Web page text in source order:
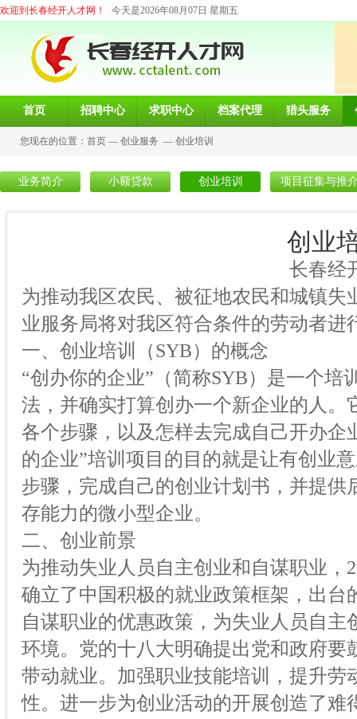
欢迎到长春经开人才网！ 今天是2026年08月07日 星期五
首页 招聘中心 求职中心 档案代理 猎头服务
您现在的位置： 首页 — 创业服务 — 创业培训
业务简介 小额贷款 创业培训 项目征集与推
创业
长春经开就业服务
为推动我区农民、被征地农民和城镇
业服务局将对我区符合条件的劳动者进
一、创业培训（SYB）的概念
“创办你的企业”（简称SYB）是一个
法，并确实打算创办一个新企业的人
各个步骤，以及怎样去完成自己开办企
的企业”培训项目的目的就是让有创业
步骤，完成自己的创业计划书，并提
存能力的微小型企业。
二、创业前景
为推动失业人员自主创业和自谋职业，
确立了中国积极的就业政策框架，出
自谋职业的优惠政策，为失业人员自
环境。党的十八大明确提出党和政府
带动就业。加强职业技能培训，提升
性。进一步为创业活动的开展创造了